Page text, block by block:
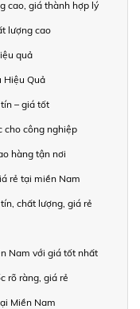
cao, giá thành hợp lý
lượng cao
quả
Hiệu Quả
– giá tốt
cho công nghiệp
hàng tận nơi
rẻ tại miền Nam
chất lượng, giá rẻ
Nam với giá tốt nhất
rõ ràng, giá rẻ
Miền Nam